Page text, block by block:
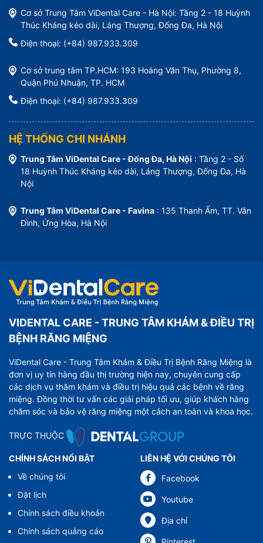
Cơ sở Trung Tâm ViDental Care - Hà Nội: Tầng 2 - 18 Huỳnh
Thúc Kháng kéo dài, Láng Thượng, Đống Đa, Hà Nội
Điện thoại: (+84) 987.933.309
Cơ sở trung tâm TP.HCM: 193 Hoàng Văn Thụ, Phường 8,
Quận Phú Nhuận, TP. HCM
Điện thoại: (+84) 987.933.309
HỆ THỐNG CHI NHÁNH
Trung Tâm ViDental Care - Đống Đa, Hà Nội : Tầng 2 - Số
18 Huỳnh Thúc Kháng kéo dài, Láng Thượng, Đống Đa, Hà
Nội
Trung Tâm ViDental Care - Favina : 135 Thanh Ấm, TT. Vân
Đình, Ứng Hòa, Hà Nội
VIDENTAL CARE - TRUNG TÂM KHÁM & ĐIỀU TRỊ
BỆNH RĂNG MIỆNG
ViDental Care - Trung Tâm Khám & Điều Trị Bệnh Răng Miệng là
đơn vị uy tín hàng đầu thị trường hiện nay, chuyên cung cấp
các dịch vụ thăm khám và điều trị hiệu quả các bệnh về răng
miệng. Đồng thời tư vấn các giải pháp tối ưu, giúp khách hàng
chăm sóc và bảo vệ răng miệng một cách an toàn và khoa học.
TRỰC THUỘC
CHÍNH SÁCH NỔI BẬT
Về chúng tôi
Đặt lịch
Chính sách điều khoản
Chính sách quảng cáo
LIÊN HỆ VỚI CHÚNG TÔI
Facebook
Youtube
Địa chỉ